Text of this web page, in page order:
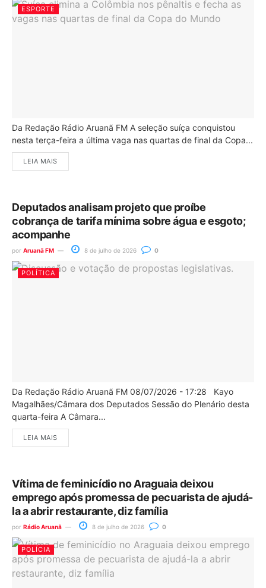
ESPORTE
Da Redação Rádio Aruanã FM A seleção suíça conquistou
nesta terça-feira a última vaga nas quartas de final da Copa...
LEIA MAIS
Deputados analisam projeto que proíbe
cobrança de tarifa mínima sobre água e esgoto;
acompanhe
por Aruanã FM 8 de julho de 2026 0
POLÍTICA
Da Redação Rádio Aruanã FM 08/07/2026 - 17:28 Kayo
Magalhães/Câmara dos Deputados Sessão do Plenário desta
quarta-feira A Câmara...
LEIA MAIS
Vítima de feminicídio no Araguaia deixou
emprego após promessa de pecuarista de ajudá-
la a abrir restaurante, diz família
por Rádio Aruanã 8 de julho de 2026 0
POLÍCIA